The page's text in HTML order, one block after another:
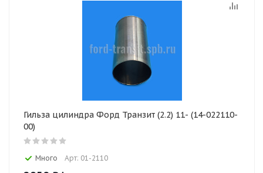
Гильза цилиндра Форд Транзит (2.2) 11- (14-022110-
00)
Много Арт: 01-2110